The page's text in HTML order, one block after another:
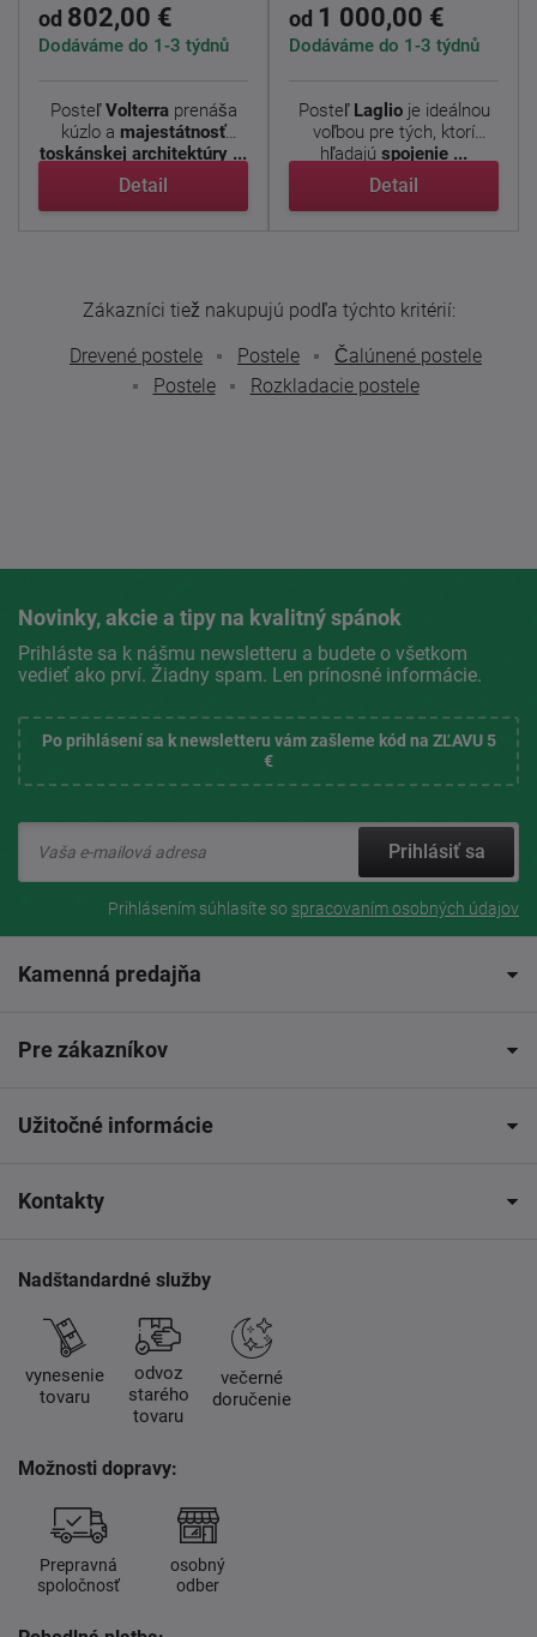
od 802,00 €
Dodáváme do 1-3 týdnů
PosteľVolterraprenáša
kúzlo a majestátnosť
toskánskej architektúry ...
Detail
od 1 000,00 €
Dodáváme do 1-3 týdnů
Posteľ Laglioje ideálnou
voľbou pre tých, ktorí
hľadajú spojenie ...
Detail
Zákazníci tiež nakupujú podľa týchto kritérií:
Drevené postele
Postele
Čalúnené postele
Postele
Rozkladacie postele
Novinky, akcie a tipy na kvalitný spánok
Prihláste sa k nášmu newsletteru a budete o všetkom
vedieť ako prví. Žiadny spam. Len prínosné informácie.
Po prihlásení sa k newsletteru vám zašleme kód na ZĽAVU 5
€
Prihlásiť sa
Prihlásením súhlasíte so spracovaním osobných údajov
Kamenná predajňa
Pre zákazníkov
Užitočné informácie
Kontakty
Nadštandardné služby
vynesenie
tovaru
odvoz
starého
tovaru
večerné
doručenie
Možnosti dopravy:
Prepravná
spoločnosť
osobný
odber